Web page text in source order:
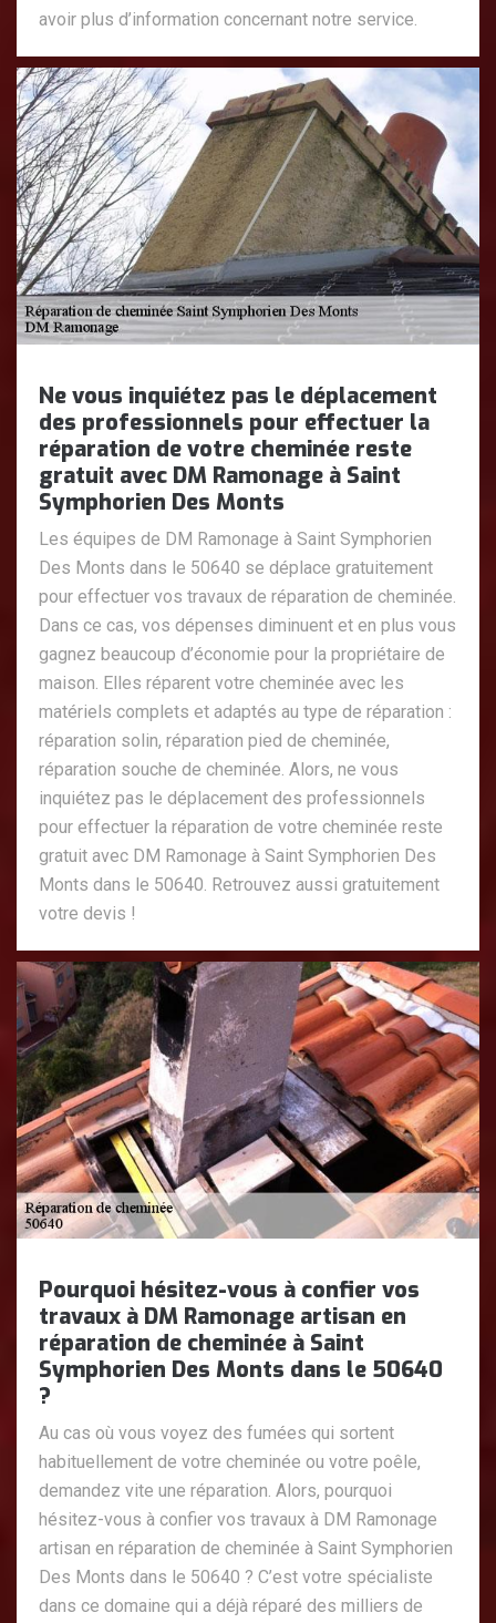
avoir plus d’information concernant notre service.
Ne vous inquiétez pas le déplacement
des professionnels pour effectuer la
réparation de votre cheminée reste
gratuit avec DM Ramonage à Saint
Symphorien Des Monts
Les équipes de DM Ramonage à Saint Symphorien
Des Monts dans le 50640 se déplace gratuitement
pour effectuer vos travaux de réparation de cheminée.
Dans ce cas, vos dépenses diminuent et en plus vous
gagnez beaucoup d’économie pour la propriétaire de
maison. Elles réparent votre cheminée avec les
matériels complets et adaptés au type de réparation :
réparation solin, réparation pied de cheminée,
réparation souche de cheminée. Alors, ne vous
inquiétez pas le déplacement des professionnels
pour effectuer la réparation de votre cheminée reste
gratuit avec DM Ramonage à Saint Symphorien Des
Monts dans le 50640. Retrouvez aussi gratuitement
votre devis !
Pourquoi hésitez-vous à confier vos
travaux à DM Ramonage artisan en
réparation de cheminée à Saint
Symphorien Des Monts dans le 50640
?
Au cas où vous voyez des fumées qui sortent
habituellement de votre cheminée ou votre poêle,
demandez vite une réparation. Alors, pourquoi
hésitez-vous à confier vos travaux à DM Ramonage
artisan en réparation de cheminée à Saint Symphorien
Des Monts dans le 50640 ? C’est votre spécialiste
dans ce domaine qui a déjà réparé des milliers de